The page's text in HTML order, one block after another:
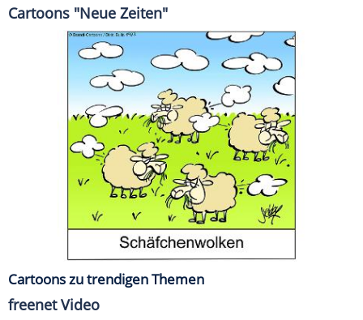
Cartoons "Neue Zeiten"
Cartoons zu trendigen Themen
freenet Video